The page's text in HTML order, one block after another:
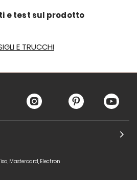
e test sul prodotto
E TRUCCHI
Mastercard, Electron